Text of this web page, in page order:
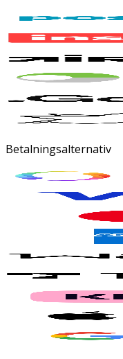
Betalningsalternativ